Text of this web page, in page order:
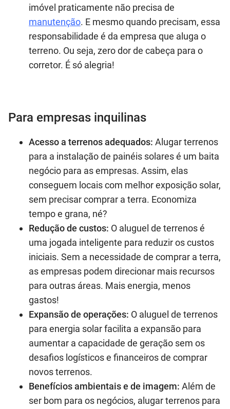
imóvel praticamente não precisa de
manutenção. E mesmo quando precisam, essa
responsabilidade é da empresa que aluga o
terreno. Ou seja, zero dor de cabeça para o
corretor. É só alegria!
Para empresas inquilinas
Acesso a terrenos adequados: Alugar terrenos
para a instalação de painéis solares é um baita
negócio para as empresas. Assim, elas
conseguem locais com melhor exposição solar,
sem precisar comprar a terra. Economiza
tempo e grana, né?
Redução de custos: O aluguel de terrenos é
uma jogada inteligente para reduzir os custos
iniciais. Sem a necessidade de comprar a terra,
as empresas podem direcionar mais recursos
para outras áreas. Mais energia, menos
gastos!
Expansão de operações: O aluguel de terrenos
para energia solar facilita a expansão para
aumentar a capacidade de geração sem os
desafios logísticos e financeiros de comprar
novos terrenos.
Benefícios ambientais e de imagem: Além de
ser bom para os negócios, alugar terrenos para